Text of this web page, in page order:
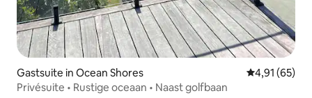
Gastsuite in Ocean Shores Gemiddelde
4,91 (65)
Privésuite • Rustige oceaan • Naast golfbaan